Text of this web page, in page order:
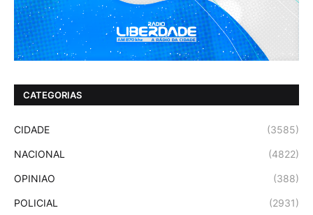
CATEGORIAS
CIDADE (3585)
NACIONAL (4822)
OPINIAO (388)
POLICIAL (2931)